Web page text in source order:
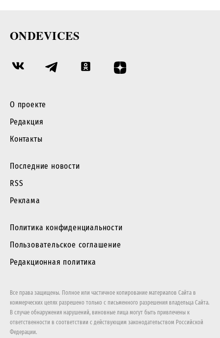
ONDEVICES
О проекте
Редакция
Контакты
Последние новости
RSS
Реклама
Политика конфиденциальности
Пользовательское соглашение
Редакционная политика
Все права защищены. Полное или частичное копирование материалов Сайта в
коммерческих целях разрешено только с письменного разрешения владельца Сайта.
В случае обнаружения нарушений, виновные лица могут быть привлечены к
ответственности в соответствии с действующим законодательством Российской
Федерации.